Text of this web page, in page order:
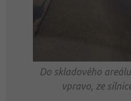
Do skladového
vpravo, ze